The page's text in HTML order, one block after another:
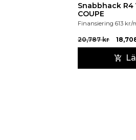
Snabbhack R4
COUPE
Finansiering 613 kr/
20,787kr